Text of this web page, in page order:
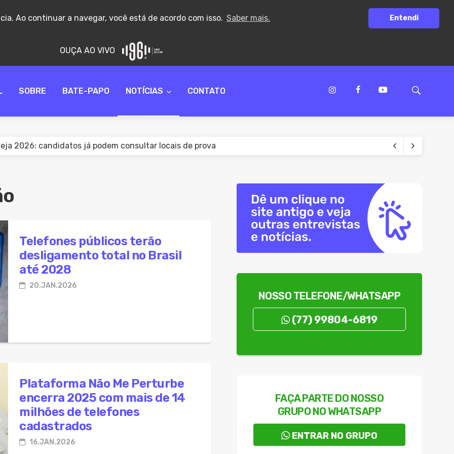
Ao continuar a navegar, você está de acordo com isso. Saber mais. Entendi
OUÇA AO VIVO
SOBRE BATE-PAPO NOTÍCIAS CONTATO
registra saída de R$ 7,15 bilhões em julho
frequente após as refeições pode indicar refluxo gastroesofágico
permite que servidores públicos exerçam advocacia com restrições
dos brasileiros vê pais menos presentes na criação dos filhos
abre seleção para Assistente Pedagógico com bolsa de R$ 1.550
da Penha completa 20 anos de combate à violência contra mulheres
lei endurece punições para crimes sexuais contra crianças e adolescentes
plásticas mamárias pelo SUS crescem 54% em dez anos
Telefones públicos terão
desligamento total no Brasil
até 2028
20.JAN.2026
Plataforma Não Me Perturbe
encerra 2025 com mais de 14
milhões de telefones
cadastrados
16.JAN.2026
NOSSO TELEFONE/WHATSAPP
(77) 99804-6819
FAÇA PARTE DO NOSSO
GRUPO NO WHATSAPP
ENTRAR NO GRUPO